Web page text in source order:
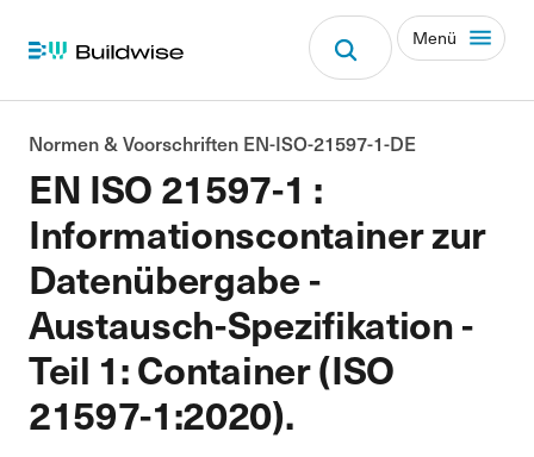
Menü
EN ISO 21597-1 :
Informationscontainer zur
Datenübergabe -
Austausch-Spezifikation -
Teil 1: Container (ISO
21597-1:2020).
Normen & Voorschriften EN-ISO-21597-1-DE